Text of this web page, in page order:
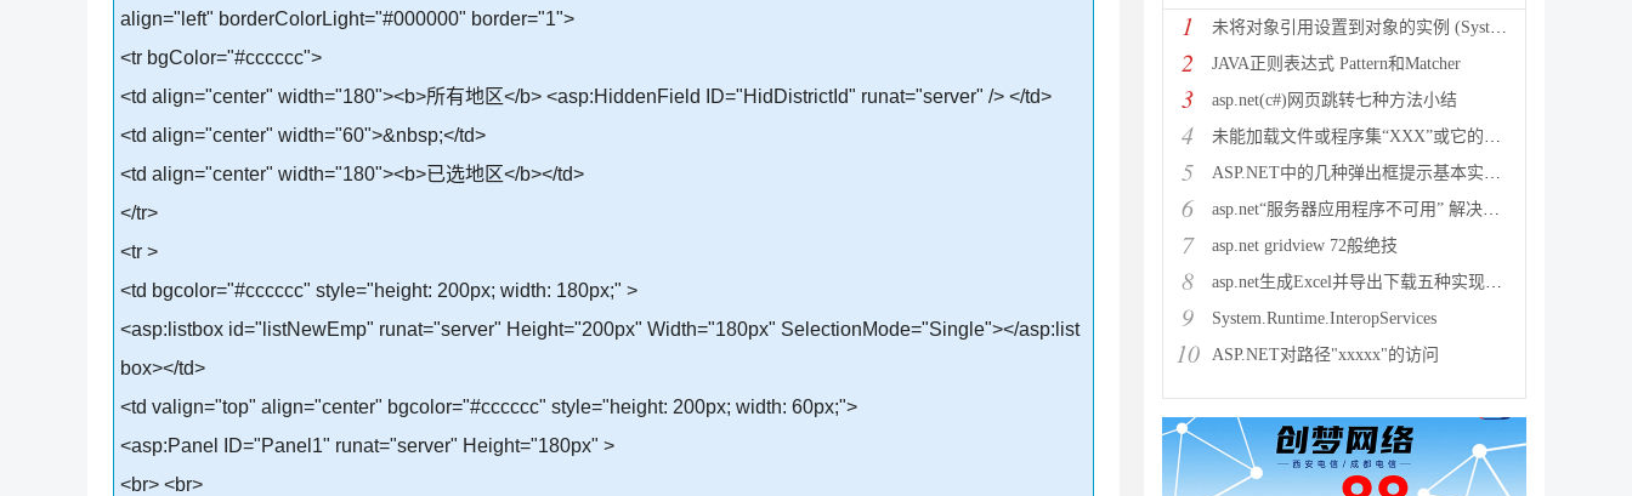
align="left" borderColorLight="#000000" border="1">
<tr bgColor="#cccccc">
<td align="center" width="180"><b>所有地区</b> <asp:HiddenField ID="HidDistrictId" runat="server" /> </td>
<td align="center" width="60">&nbsp;</td>
<td align="center" width="180"><b>已选地区</b></td>
</tr>
<tr >
<td bgcolor="#cccccc" style="height: 200px; width: 180px;" >
<asp:listbox id="listNewEmp" runat="server" Height="200px" Width="180px" SelectionMode="Single"></asp:list
box></td>
<td valign="top" align="center" bgcolor="#cccccc" style="height: 200px; width: 60px;">
<asp:Panel ID="Panel1" runat="server" Height="180px" >
<br> <br>
1 未将对象引用设置到对象的实例 (System.NullRef
2 JAVA正则表达式 Pattern和Matcher
3 asp.net(c#)网页跳转七种方法小结
4 未能加载文件或程序集“XXX”或它的某一个依赖项。试图加载格
5 ASP.NET中的几种弹出框提示基本实现方法
6 asp.net“服务器应用程序不可用” 解决方法
7 asp.net gridview 72般绝技
8 asp.net生成Excel并导出下载五种实现方法
9 System.Runtime.InteropServices
10 ASP.NET对路径"xxxxx"的访问